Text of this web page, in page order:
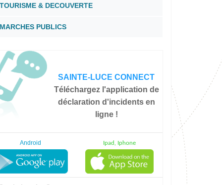
garderies a Sainte-Luce
associations
a Sainte-Luce
TOURISME & DECOUVERTE
de Roger ÉBION
Montravail
Hôtels de Sainte-Luce
bars et restaurants
MARCHES PUBLICS
SAINTE-LUCE CONNECT
Téléchargez l'application de
déclaration d'incidents en
ligne !
Android Ipad, Iphone